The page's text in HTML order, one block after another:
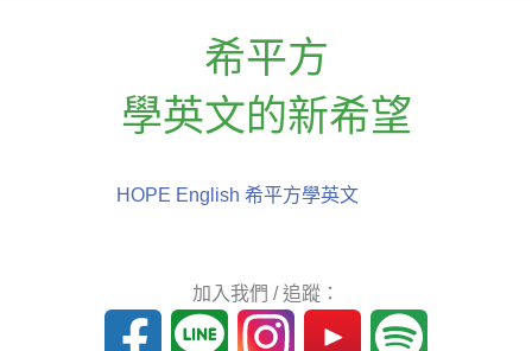
希平方
學英文的新希望
HOPE English 希平方學英文
加入我們 / 追蹤：